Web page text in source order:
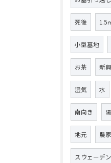
死後 1.5
小型墓地
お茶 新
湿気 水
南向き
地元 農家
スウェーデ